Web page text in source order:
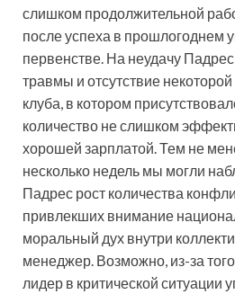
слишком продолжительной
после успеха в прошлогоднем
первенстве. На неудачу
травмы и отсутствие некоторой
клуба, в котором
количество не слишком
хорошей зарплатой. Тем не
несколько недель мы могли
Падрес рост количества
привлекших внимание
моральный дух внутри
менеджер. Возможно, из-за
лидер в критической ситуации